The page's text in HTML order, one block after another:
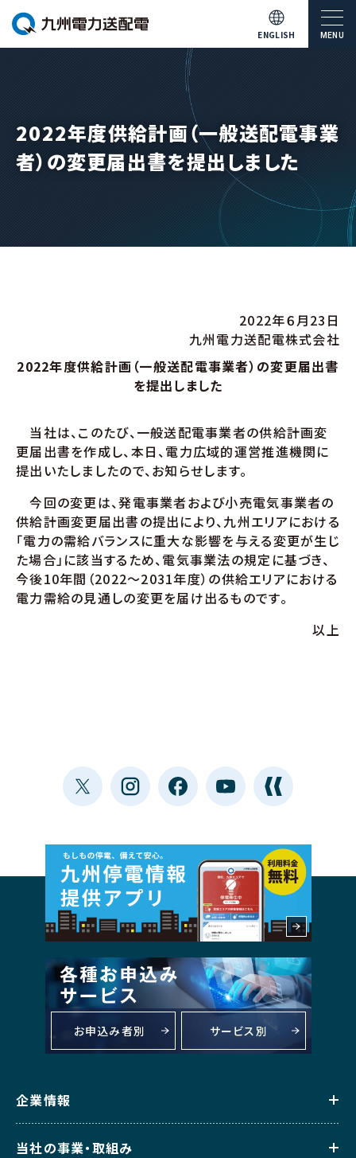
ENGLISH MENU
2022年度供給計画（一般送配電事業
者）の変更届出書を提出しました
2022年６月23日
九州電力送配電株式会社
2022年度供給計画（一般送配電事業者）の変更届出書
を提出しました
当社は、このたび、一般送配電事業者の供給計画変
更届出書を作成し、本日、電力広域的運営推進機関に
提出いたしましたので、お知らせします。
今回の変更は、発電事業者および小売電気事業者の
供給計画変更届出書の提出により、九州エリアにおける
「電力の需給バランスに重大な影響を与える変更が生じ
た場合」に該当するため、電気事業法の規定に基づき、
今後10年間（2022～2031年度）の供給エリアにおける
電力需給の見通しの変更を届け出るものです。
以上
お申込み者別 サービス別
企業情報
当社の事業・取組み